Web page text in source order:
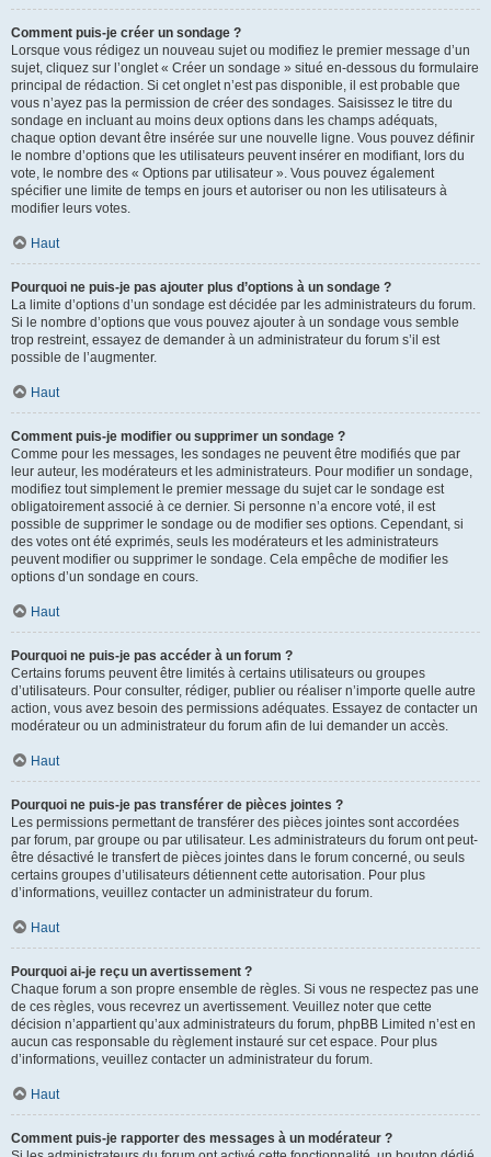
Comment puis-je créer un sondage ?
Lorsque vous rédigez un nouveau sujet ou modifiez le premier message d’un
sujet, cliquez sur l’onglet « Créer un sondage » situé en-dessous du formulaire
principal de rédaction. Si cet onglet n’est pas disponible, il est probable que
vous n’ayez pas la permission de créer des sondages. Saisissez le titre du
sondage en incluant au moins deux options dans les champs adéquats,
chaque option devant être insérée sur une nouvelle ligne. Vous pouvez définir
le nombre d’options que les utilisateurs peuvent insérer en modifiant, lors du
vote, le nombre des « Options par utilisateur ». Vous pouvez également
spécifier une limite de temps en jours et autoriser ou non les utilisateurs à
modifier leurs votes.
Haut
Pourquoi ne puis-je pas ajouter plus d’options à un sondage ?
La limite d’options d’un sondage est décidée par les administrateurs du forum.
Si le nombre d’options que vous pouvez ajouter à un sondage vous semble
trop restreint, essayez de demander à un administrateur du forum s’il est
possible de l’augmenter.
Haut
Comment puis-je modifier ou supprimer un sondage ?
Comme pour les messages, les sondages ne peuvent être modifiés que par
leur auteur, les modérateurs et les administrateurs. Pour modifier un sondage,
modifiez tout simplement le premier message du sujet car le sondage est
obligatoirement associé à ce dernier. Si personne n’a encore voté, il est
possible de supprimer le sondage ou de modifier ses options. Cependant, si
des votes ont été exprimés, seuls les modérateurs et les administrateurs
peuvent modifier ou supprimer le sondage. Cela empêche de modifier les
options d’un sondage en cours.
Haut
Pourquoi ne puis-je pas accéder à un forum ?
Certains forums peuvent être limités à certains utilisateurs ou groupes
d’utilisateurs. Pour consulter, rédiger, publier ou réaliser n’importe quelle autre
action, vous avez besoin des permissions adéquates. Essayez de contacter un
modérateur ou un administrateur du forum afin de lui demander un accès.
Haut
Pourquoi ne puis-je pas transférer de pièces jointes ?
Les permissions permettant de transférer des pièces jointes sont accordées
par forum, par groupe ou par utilisateur. Les administrateurs du forum ont peut-
être désactivé le transfert de pièces jointes dans le forum concerné, ou seuls
certains groupes d’utilisateurs détiennent cette autorisation. Pour plus
d’informations, veuillez contacter un administrateur du forum.
Haut
Pourquoi ai-je reçu un avertissement ?
Chaque forum a son propre ensemble de règles. Si vous ne respectez pas une
de ces règles, vous recevrez un avertissement. Veuillez noter que cette
décision n’appartient qu’aux administrateurs du forum, phpBB Limited n’est en
aucun cas responsable du règlement instauré sur cet espace. Pour plus
d’informations, veuillez contacter un administrateur du forum.
Haut
Comment puis-je rapporter des messages à un modérateur ?